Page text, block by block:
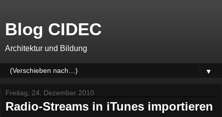
Blog CIDEC
Architektur und Bildung
▼
Freitag, 24. Dezember 2010
Radio-Streams in iTunes importieren